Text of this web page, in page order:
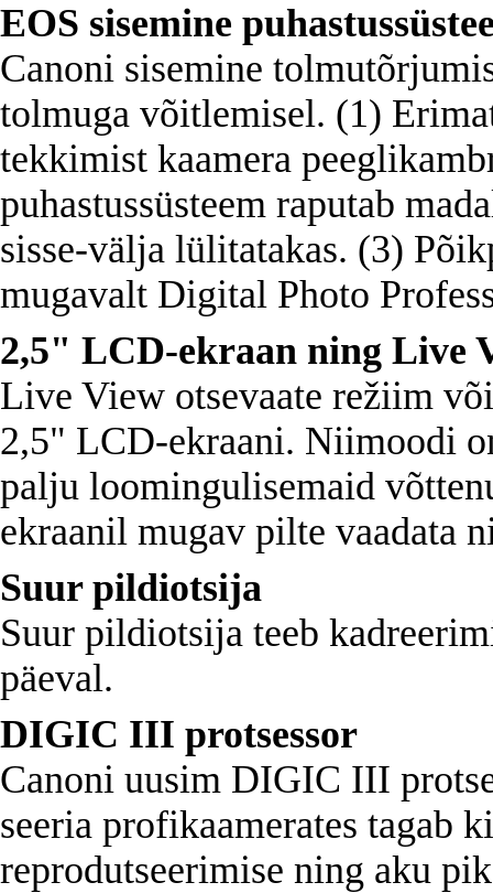
EOS sisemine
Canoni sisemine
tolmuga võitlemisel. (1)
tekkimist kaamera
puhastussüsteem raputab
sisse-välja lülitatakas. (3)
mugavalt Digital Photo
2,5" LCD-ekraan ning Live
Live View otsevaate režiim
2,5" LCD-ekraani. Niimoodi
palju loomingulisemaid
ekraanil mugav pilte vaadata
Suur pildiotsija
Suur pildiotsija teeb
päeval.
DIGIC III protsessor
Canoni uusim DIGIC III
seeria profikaamerates tagab
reprodutseerimise ning aku